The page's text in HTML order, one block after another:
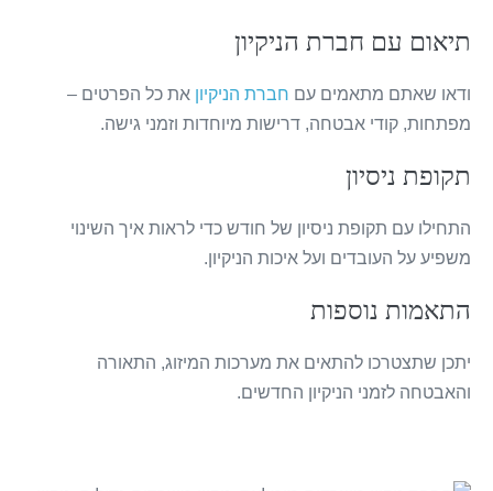
תיאום עם חברת הניקיון
ודאו שאתם מתאמים עם חברת הניקיוןאת כל הפרטים –
מפתחות, קודי אבטחה, דרישות מיוחדות וזמני גישה.
תקופת ניסיון
התחילו עם תקופת ניסיון של חודש כדי לראות איך השינוי
משפיע על העובדים ועל איכות הניקיון.
התאמות נוספות
יתכן שתצטרכו להתאים את מערכות המיזוג, התאורה
והאבטחה לזמני הניקיון החדשים.